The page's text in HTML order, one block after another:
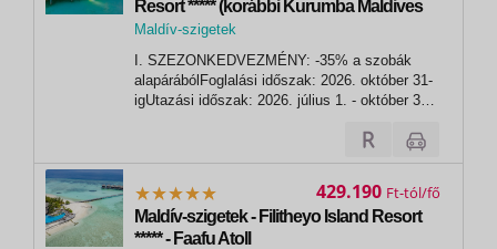
Resort ***** (korábbi Kurumba Maldives
Resort)
Maldív-szigetek
I. SZEZONKEDVEZMÉNY: -35% a szobák
alapárábólFoglalási időszak: 2026. október 31-
igUtazási időszak: 2026. július 1. - október 31.
levonásra kerül.- A kedvezmény nem
kombinálható más kedvezményekkel! VAGY I.
szobatípus esetén...
Maldív-szigetek - Filitheyo Island Resort
***** - Faafu Atoll
429.190 Ft